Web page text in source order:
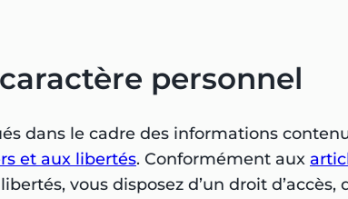
personnel
dans le cadre des informations
et aux libertés. Conformément aux
vous disposez d’un droit